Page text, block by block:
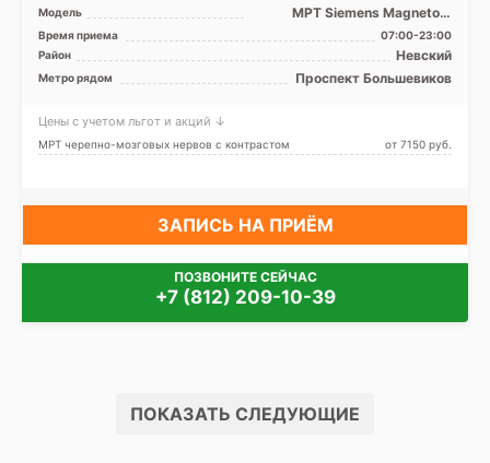
Модель
МРТ Siemens Magnetom
Avanto 1.5 Тесла
Время приема
07:00-23:00
Район
Невский
Метро рядом Проспект Большевиков
Цены с учетом льгот и акций ↓
МРТ черепно-мозговых нервов с контрастом от 7150 pуб.
ЗАПИСЬ НА ПРИЁМ
ПОЗВОНИТЕ СЕЙЧАС
+7 (812) 209-10-39
ПОКАЗАТЬ СЛЕДУЮЩИЕ